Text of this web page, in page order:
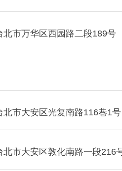
北市万华区西园路二段189号
北市大安区光复南路116巷1号
北市大安区敦化南路一段216